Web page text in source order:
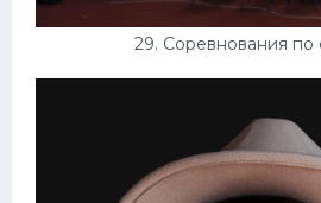
29. Соревнования по